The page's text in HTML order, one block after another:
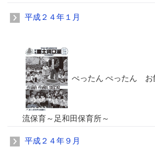
平成２４年１月
ぺったん ぺったん
流保育～足和田保育所～
平成２４年９月